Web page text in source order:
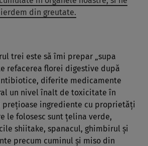
din greutate.
trei este să îmi prepar „supa
refacerea florei digestive după
diferite medicamente
un nivel înalt de toxicitate în
preţioase ingrediente cu proprietăţi
le folosesc sunt ţelina verde,
shiitake, spanacul, ghimbirul şi
precum cuminul şi miso din